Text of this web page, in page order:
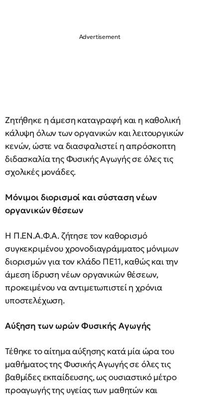
Ζητήθηκε η άμεση καταγραφή και η καθολική
κάλυψη όλων των οργανικών και λειτουργικών
κενών, ώστε να διασφαλιστεί η απρόσκοπτη
διδασκαλία της Φυσικής Αγωγής σε όλες τις
σχολικές μονάδες.
Μόνιμοι διορισμοί και σύσταση νέων
οργανικών θέσεων
Η Π.ΕΝ.Α.Φ.Α. ζήτησε τον καθορισμό
συγκεκριμένου χρονοδιαγράμματος μόνιμων
διορισμών για τον κλάδο ΠΕ11, καθώς και την
άμεση ίδρυση νέων οργανικών θέσεων,
προκειμένου να αντιμετωπιστεί η χρόνια
υποστελέχωση.
Αύξηση των ωρών Φυσικής Αγωγής
Τέθηκε το αίτημα αύξησης κατά μία ώρα του
μαθήματος της Φυσικής Αγωγής σε όλες τις
βαθμίδες εκπαίδευσης, ως ουσιαστικό μέτρο
προαγωγής της υγείας των μαθητών και